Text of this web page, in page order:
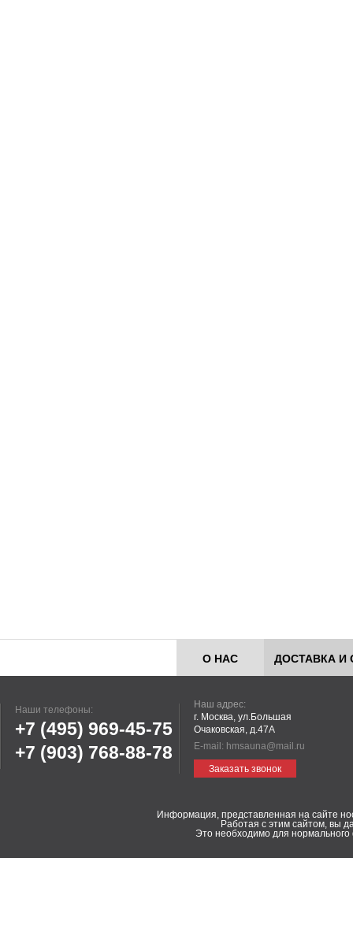
О НАС ДОСТАВКА И
Наши телефоны:
+7 (495) 969-45-75
+7 (903) 768-88-78
Наш адрес:
г. Москва, ул.Большая
Очаковская, д.47А
E-mail: hmsauna@mail.ru
Заказать звонок
Информация, представленная на сайте
Работая с этим сайтом, вы
Это необходимо для